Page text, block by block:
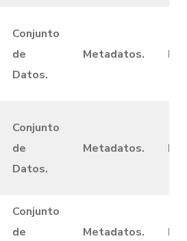
Conjunto
de
Datos.
Metadatos.
Conjunto
de
Datos.
Metadatos.
Conjunto
de
Metadatos.